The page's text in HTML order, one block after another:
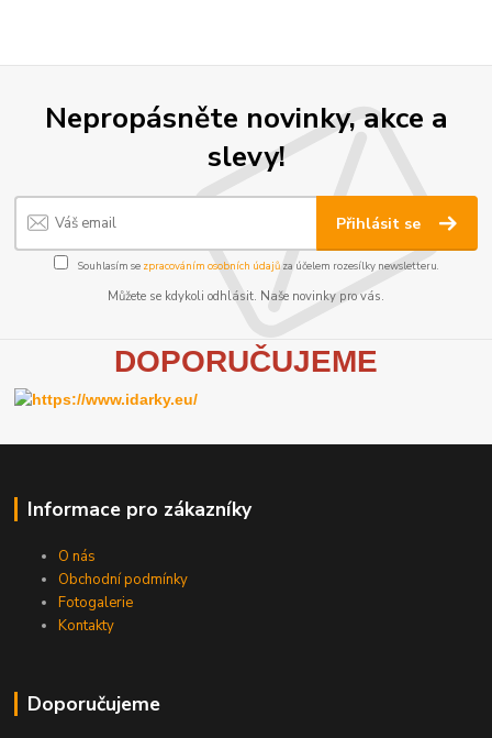
Nepropásněte novinky, akce a
slevy!
Přihlásit se
Souhlasím se zpracováním osobních údajůza účelem rozesílky newsletteru.
Můžete se kdykoli odhlásit. Naše novinky pro vás.
DOPORUČUJEME
Informace pro zákazníky
O nás
Obchodní podmínky
Fotogalerie
Kontakty
Doporučujeme